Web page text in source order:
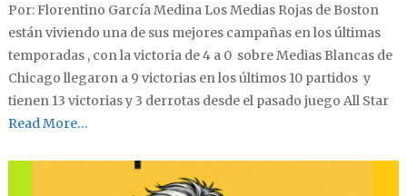
Por: Florentino García Medina Los Medias Rojas de Boston
están viviendo una de sus mejores campañas en los últimas
temporadas , con la victoria de 4 a 0 sobre Medias Blancas de
Chicago llegaron a 9 victorias en los últimos 10 partidos y
tienen 13 victorias y 3 derrotas desde el pasado juego All Star
Read More…